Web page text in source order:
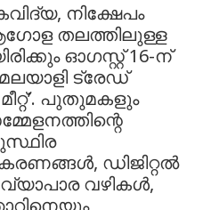
നിക്ഷേപം
തലത്തിലുള്ള
ഓഗസ്റ്റ് 16-ന്
ട്രേഡ്
പുതുമകളും
ഡിജിറ്റല്‍
വഴികള്‍,